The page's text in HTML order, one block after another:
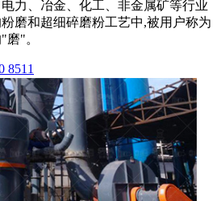
力、冶金、化工、非金属矿等行业
磨和超细碎磨粉工艺中,被用户称为
"。
8511